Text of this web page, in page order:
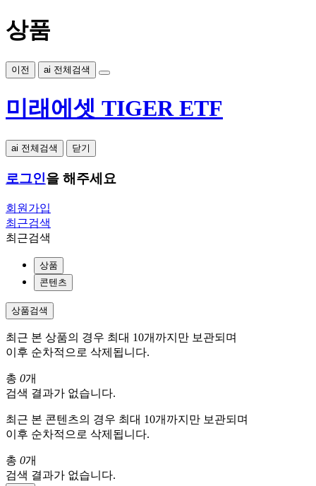
상품
이전 ai 전체검색
미래에셋 TIGER ETF
ai 전체검색 닫기
로그인을 해주세요
회원가입
최근검색
최근검색
상품
콘텐츠
상품검색
최근 본 상품의 경우 최대 10개까지만 보관되며
이후 순차적으로 삭제됩니다.
총 0개
검색 결과가 없습니다.
최근 본 콘텐츠의 경우 최대 10개까지만 보관되며
이후 순차적으로 삭제됩니다.
총 0개
검색 결과가 없습니다.